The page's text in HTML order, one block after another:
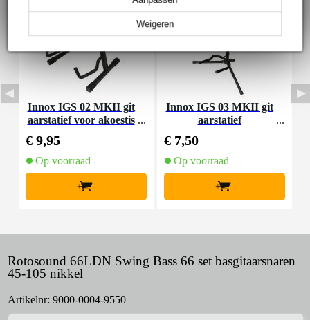
Weigeren
Innox IGS 02 MKII git
aarstatief voor akoestis
€ 9,95
Op voorraad
+
Innox IGS 03 MKII git
aarstatief
€ 7,50
Op voorraad
+
Rotosound 66LDN Swing Bass 66 set basgitaarsnaren
45-105 nikkel
Artikelnr: 9000-0004-9550